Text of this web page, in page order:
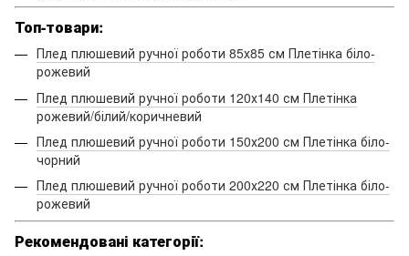
Топ-товари:
Плед плюшевий ручної роботи 85х85 см Плетінка біло-
рожевий
Плед плюшевий ручної роботи 120х140 см Плетінка
рожевий/білий/коричневий
Плед плюшевий ручної роботи 150х200 см Плетінка біло-
чорний
Плед плюшевий ручної роботи 200х220 см Плетінка біло-
рожевий
Рекомендовані категорії: